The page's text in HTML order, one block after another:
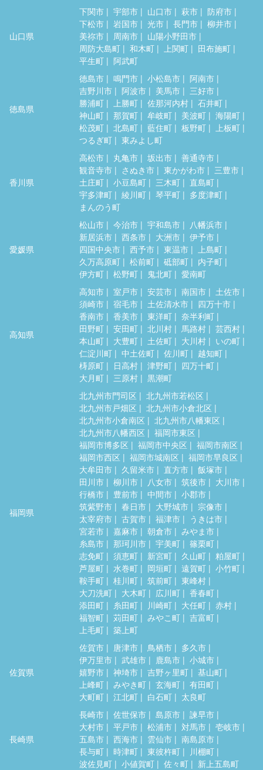
山口県
下関市 宇部市 山口市 萩市
防府市
下松市
岩国市 光市 長門市
柳井市
美祢市
周南市
山陽小野田市
周防大島町
和木町 上関町
田布施町
平生町
阿武町
徳島県
徳島市 鳴門市 小松島市
阿南市
吉野川市
阿波市 美馬市
三好市
勝浦町
上勝町 佐那河内村
石井町
神山町
那賀町 牟岐町 美波町
海陽町
松茂町
北島町 藍住町 板野町
上板町
つるぎ町
東みよし町
香川県
高松市 丸亀市 坂出市
善通寺市
観音寺市
さぬき市 東かがわ市
三豊市
土庄町
小豆島町 三木町
直島町
宇多津町
綾川町 琴平町
多度津町
まんのう町
愛媛県
松山市 今治市 宇和島市
八幡浜市
新居浜市
西条市 大洲市
伊予市
四国中央市
西予市 東温市
上島町
久万高原町
松前町 砥部町
内子町
伊方町
松野町 鬼北町 愛南町
高知県
高知市 室戸市 安芸市 南国市
土佐市
須崎市
宿毛市 土佐清水市
四万十市
香南市
香美市 東洋町
奈半利町
田野町
安田町 北川村 馬路村
芸西村
本山町
大豊町 土佐町 大川村
いの町
仁淀川町
中土佐町 佐川町
越知町
梼原町
日高村 津野町
四万十町
大月町
三原村 黒潮町
福岡県
北九州市門司区
北九州市若松区
北九州市戸畑区
北九州市小倉北区
北九州市小倉南区
北九州市八幡東区
北九州市八幡西区
福岡市東区
福岡市博多区
福岡市中央区
福岡市南区
福岡市西区
福岡市城南区
福岡市早良区
大牟田市
久留米市 直方市
飯塚市
田川市
柳川市 八女市 筑後市
大川市
行橋市
豊前市 中間市
小郡市
筑紫野市
春日市 大野城市
宗像市
太宰府市
古賀市 福津市
うきは市
宮若市
嘉麻市 朝倉市
みやま市
糸島市
那珂川市 宇美町
篠栗町
志免町
須恵町 新宮町 久山町
粕屋町
芦屋町
水巻町 岡垣町 遠賀町
小竹町
鞍手町
桂川町 筑前町
東峰村
大刀洗町
大木町 広川町
香春町
添田町
糸田町 川崎町 大任町
赤村
福智町
苅田町 みやこ町
吉富町
上毛町
築上町
佐賀県
佐賀市 唐津市 鳥栖市
多久市
伊万里市
武雄市 鹿島市
小城市
嬉野市
神埼市 吉野ヶ里町
基山町
上峰町
みやき町 玄海町
有田町
大町町
江北町 白石町 太良町
長崎県
長崎市 佐世保市 島原市
諫早市
大村市
平戸市 松浦市 対馬市
壱岐市
五島市
西海市 雲仙市
南島原市
長与町
時津町 東彼杵町
川棚町
波佐見町
小値賀町 佐々町 新上五島町